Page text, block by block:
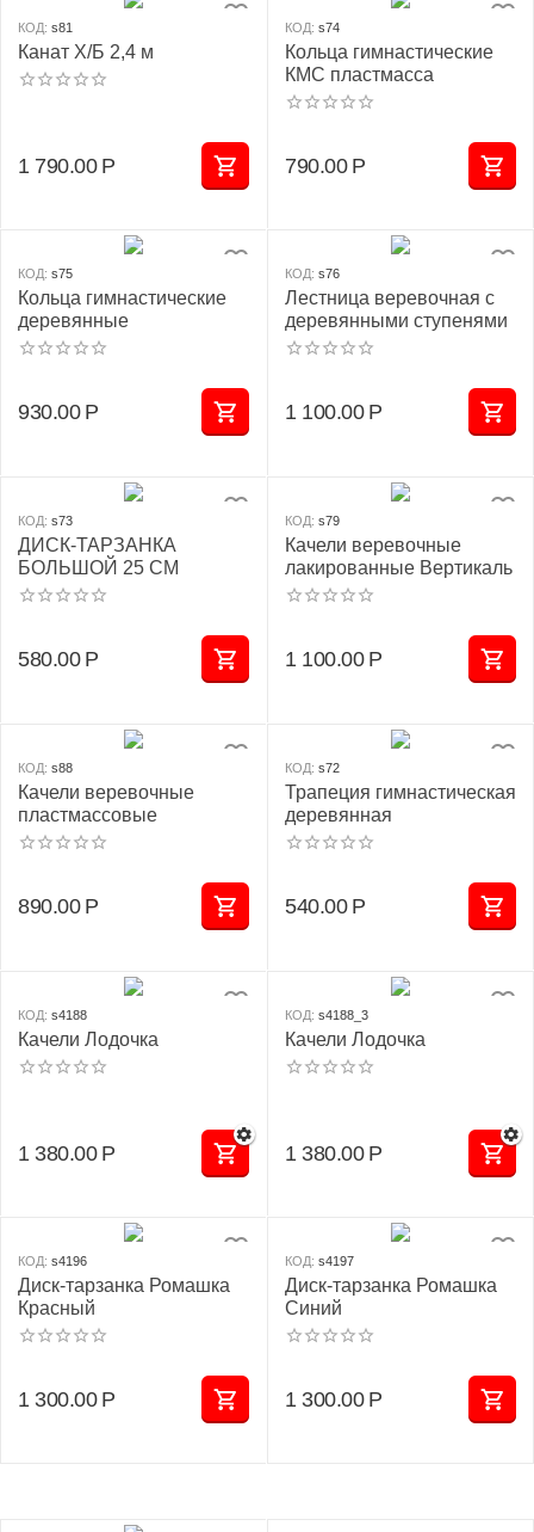
КОД: s81
Канат Х/Б 2,4 м
1 790.00 Р
КОД: s74
Кольца гимнастические
КМС пластмасса
790.00 Р
КОД: s75
Кольца гимнастические
деревянные
930.00 Р
КОД: s76
Лестница веревочная с
деревянными ступенями
1 100.00 Р
КОД: s73
ДИСК-ТАРЗАНКА
БОЛЬШОЙ 25 СМ
580.00 Р
КОД: s79
Качели веревочные
лакированные Вертикаль
1 100.00 Р
КОД: s88
Качели веревочные
пластмассовые
890.00 Р
КОД: s72
Трапеция гимнастическая
деревянная
540.00 Р
КОД: s4188
Качели Лодочка
1 380.00 Р
КОД: s4188_3
Качели Лодочка
1 380.00 Р
КОД: s4196
Диск-тарзанка Ромашка
Красный
1 300.00 Р
КОД: s4197
Диск-тарзанка Ромашка
Синий
1 300.00 Р